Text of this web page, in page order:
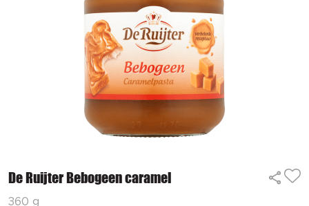
De Ruijter Bebogeen caramel
360 g